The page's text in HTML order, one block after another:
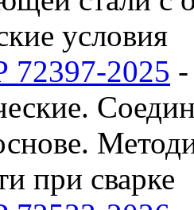
условия
2025
при сварке